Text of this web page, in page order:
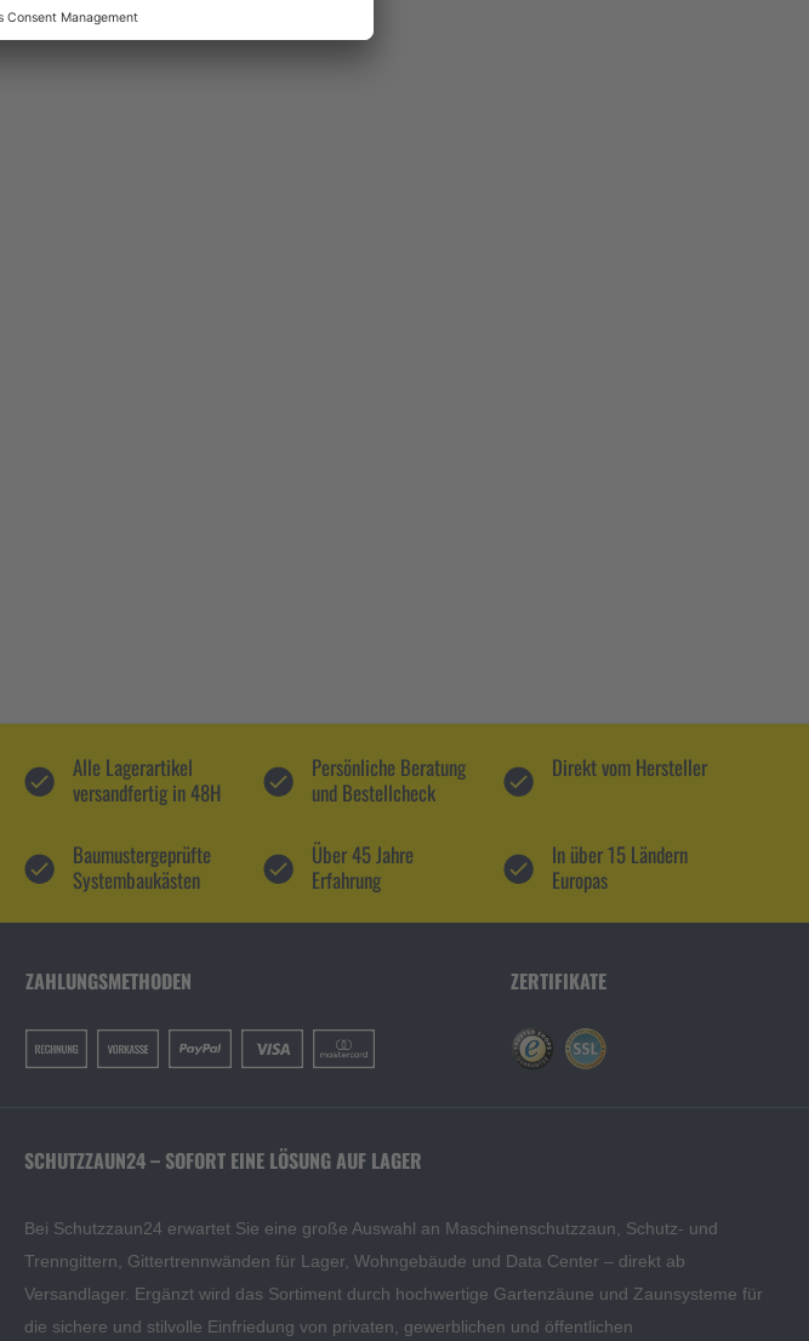
Alle Lagerartikel
versandfertig in 48H
Persönliche Beratung
und Bestellcheck
Direkt vom Hersteller
Baumustergeprüfte
Systembaukästen
Über 45 Jahre
Erfahrung
In über 15 Ländern
Europas
ZAHLUNGSMETHODEN ZERTIFIKATE
SCHUTZZAUN24 – SOFORT EINE LÖSUNG AUF LAGER
Bei Schutzzaun24 erwartet Sie eine große Auswahl an Maschinenschutzzaun, Schutz- und
Trenngittern, Gittertrennwänden für Lager, Wohngebäude und Data Center – direkt ab
Versandlager. Ergänzt wird das Sortiment durch hochwertige Gartenzäune und Zaunsysteme für
die sichere und stilvolle Einfriedung von privaten, gewerblichen und öffentlichen